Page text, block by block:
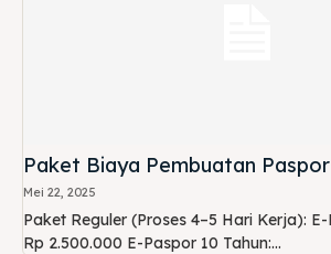
Paket Biaya Pembuatan Paspor
Mei 22, 2025
Paket Reguler (Proses 4–5 Hari Kerja): E-Paspor 5 Tahun:
Rp 2.500.000 E-Paspor 10 Tahun:...